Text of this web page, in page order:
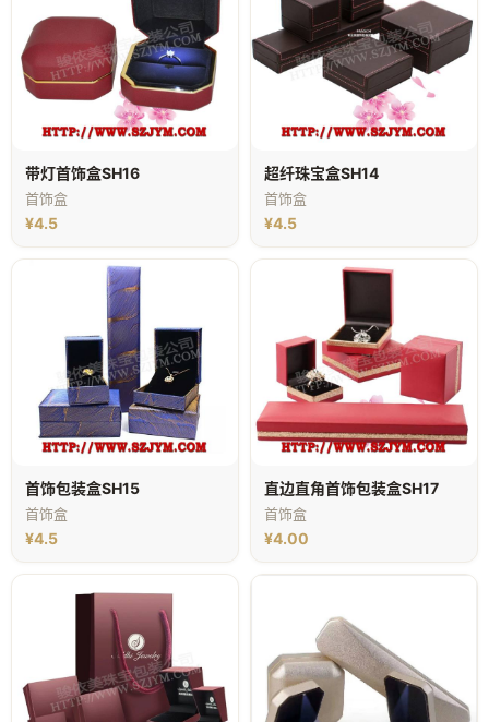
带灯首饰盒SH16
首饰盒
¥4.5
超纤珠宝盒SH14
首饰盒
¥4.5
首饰包装盒SH15
首饰盒
¥4.5
直边直角首饰包装盒SH17
首饰盒
¥4.00